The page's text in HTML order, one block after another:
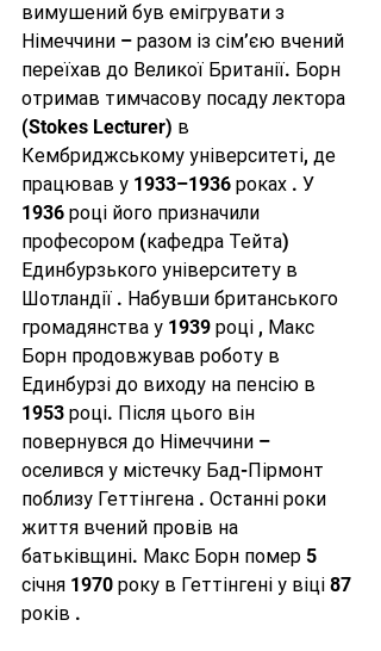
вимушений був емігрувати з
Німеччини – разом із сім’єю вчений
переїхав до Великої Британії. Борн
отримав тимчасову посаду лектора
(Stokes Lecturer) в
Кембриджському університеті, де
працював у 1933–1936 роках . У
1936 році його призначили
професором (кафедра Тейта)
Единбурзького університету в
Шотландії . Набувши британського
громадянства у 1939 році , Макс
Борн продовжував роботу в
Единбурзі до виходу на пенсію в
1953 році. Після цього він
повернувся до Німеччини –
оселився у містечку Бад-Пірмонт
поблизу Геттінгена . Останні роки
життя вчений провів на
батьківщині. Макс Борн помер 5
січня 1970 року в Геттінгені у віці 87
років .